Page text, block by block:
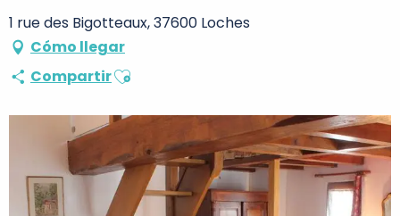
1 rue des Bigotteaux, 37600 Loches
Cómo llegar
CompartirAjouter aux favoris